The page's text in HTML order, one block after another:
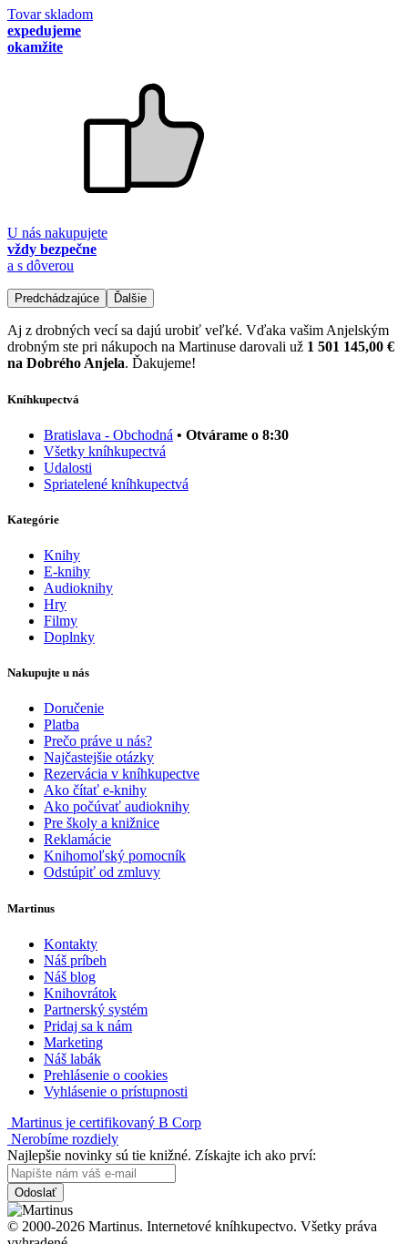
Tovar skladom
expedujeme
okamžite
U nás nakupujete
vždy bezpečne
a s dôverou
Predchádzajúce Ďalšie
Aj z drobných vecí sa dajú urobiť veľké. Vďaka vašim Anjelským
drobným ste pri nákupoch na Martinuse darovali už 1 501 145,00 €
na Dobrého Anjela. Ďakujeme!
Kníhkupectvá
Bratislava - Obchodná • Otvárame o 8:30
Všetky kníhkupectvá
Udalosti
Spriatelené kníhkupectvá
Kategórie
Knihy
E-knihy
Audioknihy
Hry
Filmy
Doplnky
Nakupujte u nás
Doručenie
Platba
Prečo práve u nás?
Najčastejšie otázky
Rezervácia v kníhkupectve
Ako čítať e-knihy
Ako počúvať audioknihy
Pre školy a knižnice
Reklamácie
Knihomoľský pomocník
Odstúpiť od zmluvy
Martinus
Kontakty
Náš príbeh
Náš blog
Knihovrátok
Partnerský systém
Pridaj sa k nám
Marketing
Náš labák
Prehlásenie o cookies
Vyhlásenie o prístupnosti
Martinus je certifikovaný B Corp
Nerobíme rozdiely
Najlepšie novinky sú tie knižné. Získajte ich ako prví:
Odoslať
© 2000-2026 Martinus. Internetové kníhkupectvo. Všetky práva